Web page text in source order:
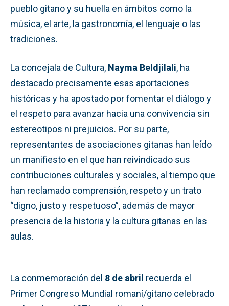
pueblo gitano y su huella en ámbitos como la
música, el arte, la gastronomía, el lenguaje o las
tradiciones.
La concejala de Cultura, Nayma Beldjilali, ha
destacado precisamente esas aportaciones
históricas y ha apostado por fomentar el diálogo y
el respeto para avanzar hacia una convivencia sin
estereotipos ni prejuicios. Por su parte,
representantes de asociaciones gitanas han leído
un manifiesto en el que han reivindicado sus
contribuciones culturales y sociales, al tiempo que
han reclamado comprensión, respeto y un trato
“digno, justo y respetuoso”, además de mayor
presencia de la historia y la cultura gitanas en las
aulas.
La conmemoración del 8 de abril recuerda el
Primer Congreso Mundial romaní/gitano celebrado